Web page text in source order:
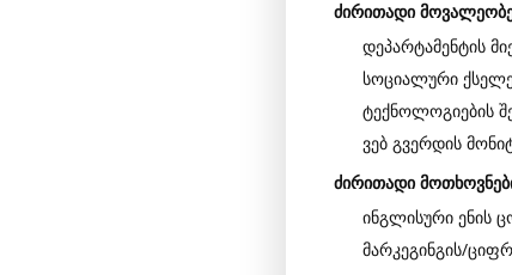
ძირითადი
დეპარტამენტის
სოციალური
ტექნოლოგიების
ვებ გვერდის
ძირითადი
ინგლისური ენის
მარკეგინგის/